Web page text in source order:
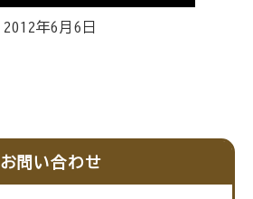
2012年6月6日
お問い合わせ